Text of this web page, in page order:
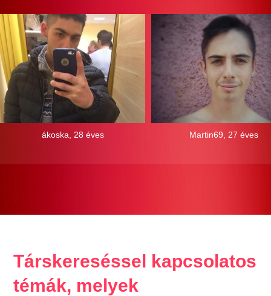
ákoska, 28 éves Martin69, 27 éves
Társkereséssel kapcsolatos
témák, melyek